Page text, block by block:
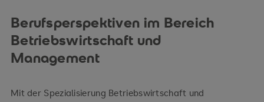
Berufsperspektiven im Bereich
Betriebswirtschaft und
Management
Mit der Spezialisierung Betriebswirtschaft und